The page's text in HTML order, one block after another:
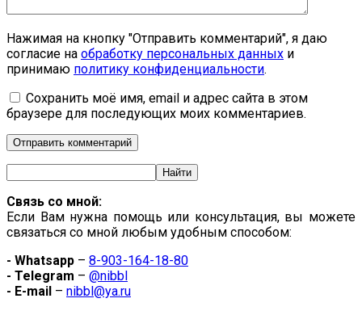
Нажимая на кнопку "Отправить комментарий", я даю
согласие на обработку персональных данных и
принимаю политику конфиденциальности.
Сохранить моё имя, email и адрес сайта в этом
браузере для последующих моих комментариев.
Связь со мной:
Если Вам нужна помощь или консультация, вы можете
связаться со мной любым удобным способом:
- Whatsapp – 8-903-164-18-80
- Telegram – @nibbl
- E-mail – nibbl@ya.ru